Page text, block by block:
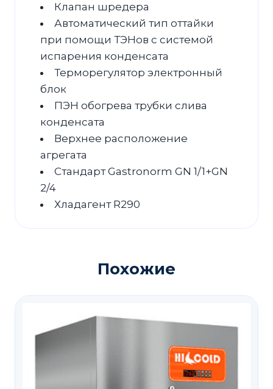
Клапан шредера
Автоматический тип оттайки
при помощи ТЭНов с системой
испарения конденсата
Терморегулятор электронный
блок
ПЭН обогрева трубки слива
конденсата
Верхнее расположение
агрегата
Стандарт Gastronorm GN 1/1+GN
2/4
Хладагент R290
Похожие